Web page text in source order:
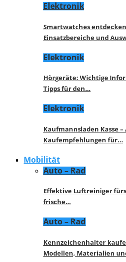
Elektronik
Smartwatches
Einsatzbereiche und
Elektronik
Hörgeräte: Wichtige
Tipps für den…
Elektronik
Kaufmannsladen Kasse
Kaufempfehlungen für…
Mobilität
Auto – Rad
Effektive Luftreiniger
frische…
Auto – Rad
Kennzeichenhalter
Modellen, Materialien